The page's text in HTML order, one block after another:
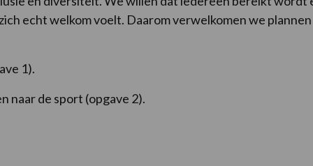
echt welkom voelt. Daarom verwelkomen we
1).
naar de sport (opgave 2).